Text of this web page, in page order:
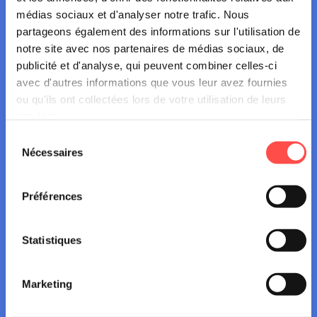
médias sociaux et d'analyser notre trafic. Nous
partageons également des informations sur l'utilisation de
notre site avec nos partenaires de médias sociaux, de
publicité et d'analyse, qui peuvent combiner celles-ci
avec d'autres informations que vous leur avez fournies
ou qu'ils ont collectées lors de votre utilisation de leurs
Nécessaires
Préférences
Statistiques
Marketing
JE SUIS PROFESSIONNEL DE LA SANTÉ
Qui sommes-nous ?
L’équipe pluridisciplinaire du DAC est composée de
experts en aptitude à la conduite. Elle vous accueille,
vous renseigne et réalise tous les tests pour vérifier si